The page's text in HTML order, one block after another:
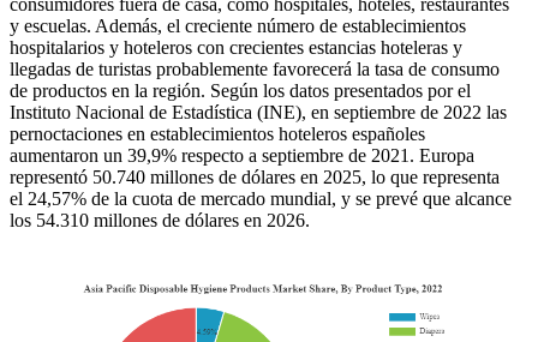
consumidores fuera de casa, como hospitales, hoteles, restaurantes
y escuelas. Además, el creciente número de establecimientos
hospitalarios y hoteleros con crecientes estancias hoteleras y
llegadas de turistas probablemente favorecerá la tasa de consumo
de productos en la región. Según los datos presentados por el
Instituto Nacional de Estadística (INE), en septiembre de 2022 las
pernoctaciones en establecimientos hoteleros españoles
aumentaron un 39,9% respecto a septiembre de 2021. Europa
representó 50.740 millones de dólares en 2025, lo que representa
el 24,57% de la cuota de mercado mundial, y se prevé que alcance
los 54.310 millones de dólares en 2026.